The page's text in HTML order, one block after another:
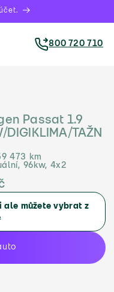
800 720 710
Passat 1.9
DIGIKLIMA/TAŽN
473 km
96kw, 4x2
ale můžete vybrat z